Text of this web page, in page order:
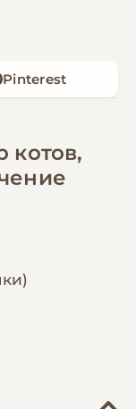
Pinterest
котов,